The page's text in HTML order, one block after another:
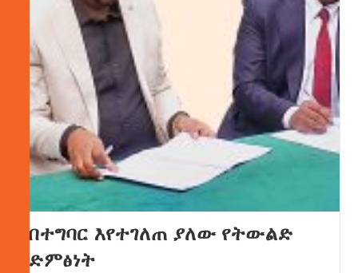
በተግባር እየተገለጠ ያለው የትውልድ
ድምፅነት